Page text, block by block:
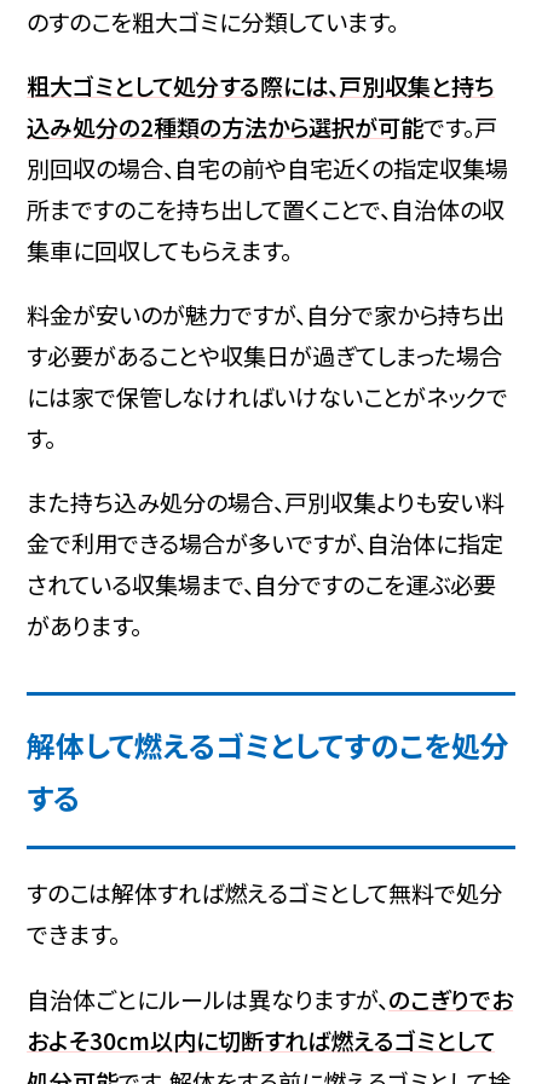
のすのこを粗大ゴミに分類しています。
粗大ゴミとして処分する際には、戸別収集と持ち
込み処分の2種類の方法から選択が可能です。戸
別回収の場合、自宅の前や自宅近くの指定収集場
所まですのこを持ち出して置くことで、自治体の収
集車に回収してもらえます。
料金が安いのが魅力ですが、自分で家から持ち出
す必要があることや収集日が過ぎてしまった場合
には家で保管しなければいけないことがネックで
す。
また持ち込み処分の場合、戸別収集よりも安い料
金で利用できる場合が多いですが、自治体に指定
されている収集場まで、自分ですのこを運ぶ必要
があります。
解体して燃えるゴミとしてすのこを処分
する
すのこは解体すれば燃えるゴミとして無料で処分
できます。
自治体ごとにルールは異なりますが、のこぎりでお
およそ30cm以内に切断すれば燃えるゴミとして